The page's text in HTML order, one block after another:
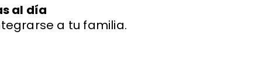
al día
a tu familia.